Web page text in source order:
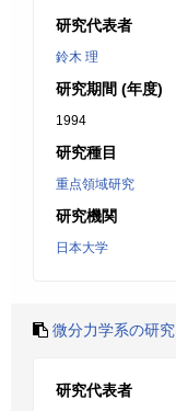
研究代表者
鈴木 理
研究期間 (年度)
1994
研究種目
重点領域研究
研究機関
日本大学
微分力学系の研究
研究代表者